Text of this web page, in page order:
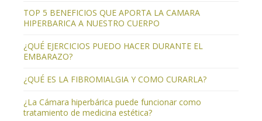
TOP 5 BENEFICIOS QUE APORTA LA CAMARA
HIPERBARICA A NUESTRO CUERPO
¿QUÉ EJERCICIOS PUEDO HACER DURANTE EL
EMBARAZO?
¿QUÉ ES LA FIBROMIALGIA Y COMO CURARLA?
¿La Cámara hiperbárica puede funcionar como
tratamiento de medicina estética?